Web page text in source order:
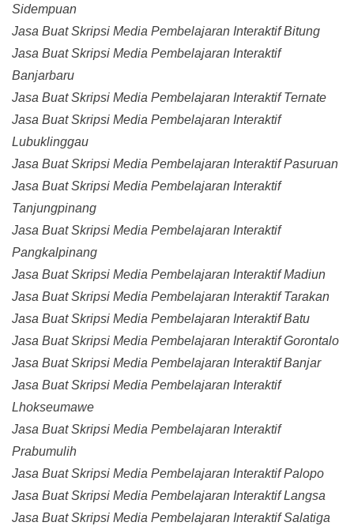
Sidempuan
Jasa Buat Skripsi Media Pembelajaran Interaktif Bitung
Jasa Buat Skripsi Media Pembelajaran Interaktif
Banjarbaru
Jasa Buat Skripsi Media Pembelajaran Interaktif Ternate
Jasa Buat Skripsi Media Pembelajaran Interaktif
Lubuklinggau
Jasa Buat Skripsi Media Pembelajaran Interaktif Pasuruan
Jasa Buat Skripsi Media Pembelajaran Interaktif
Tanjungpinang
Jasa Buat Skripsi Media Pembelajaran Interaktif
Pangkalpinang
Jasa Buat Skripsi Media Pembelajaran Interaktif Madiun
Jasa Buat Skripsi Media Pembelajaran Interaktif Tarakan
Jasa Buat Skripsi Media Pembelajaran Interaktif Batu
Jasa Buat Skripsi Media Pembelajaran Interaktif Gorontalo
Jasa Buat Skripsi Media Pembelajaran Interaktif Banjar
Jasa Buat Skripsi Media Pembelajaran Interaktif
Lhokseumawe
Jasa Buat Skripsi Media Pembelajaran Interaktif
Prabumulih
Jasa Buat Skripsi Media Pembelajaran Interaktif Palopo
Jasa Buat Skripsi Media Pembelajaran Interaktif Langsa
Jasa Buat Skripsi Media Pembelajaran Interaktif Salatiga